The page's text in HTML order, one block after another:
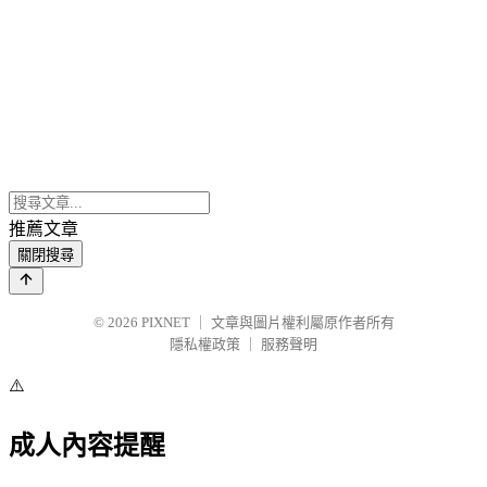
推薦文章
關閉搜尋
© 2026 PIXNET
文章與圖片權利屬原作者所有
隱私權政策
服務聲明
⚠️
成人內容提醒